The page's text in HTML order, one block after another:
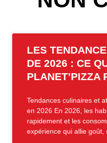
LES
DE 2026 : CE
PLANET’PIZZA
Tendances culinaires et
en 2026 En 2026, les
rapidement et les
expérience qui allie goût,